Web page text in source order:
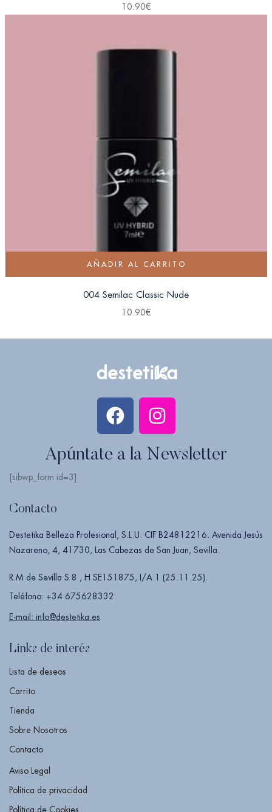
10.90€
AÑADIR AL CARRITO
004 Semilac Classic Nude
10.90€
Apúntate a la Newsletter
[sibwp_form id=3]
Contacto
Destetika Belleza Profesional, S.L.U. CIF B24812216. Avenida Jesús
Nazareno, 4, 41730, Las Cabezas de San Juan, Sevilla.
R.M de Sevilla S 8 , H SE151875, I/A 1 (25.11.25).
Teléfono: +34 675628332
E-mail: info@destetika.es
Links de interés
Lista de deseos
Carrito
Tienda
Sobre Nosotros
Contacto
Aviso Legal
Política de privacidad
Política de Cookies